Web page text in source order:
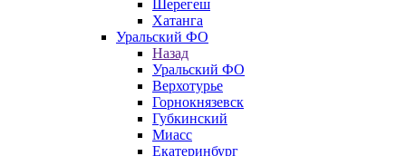
Шерегеш
Хатанга
Уральский ФО
Назад
Уральский ФО
Верхотурье
Горнокнязевск
Губкинский
Миасс
Екатеринбург